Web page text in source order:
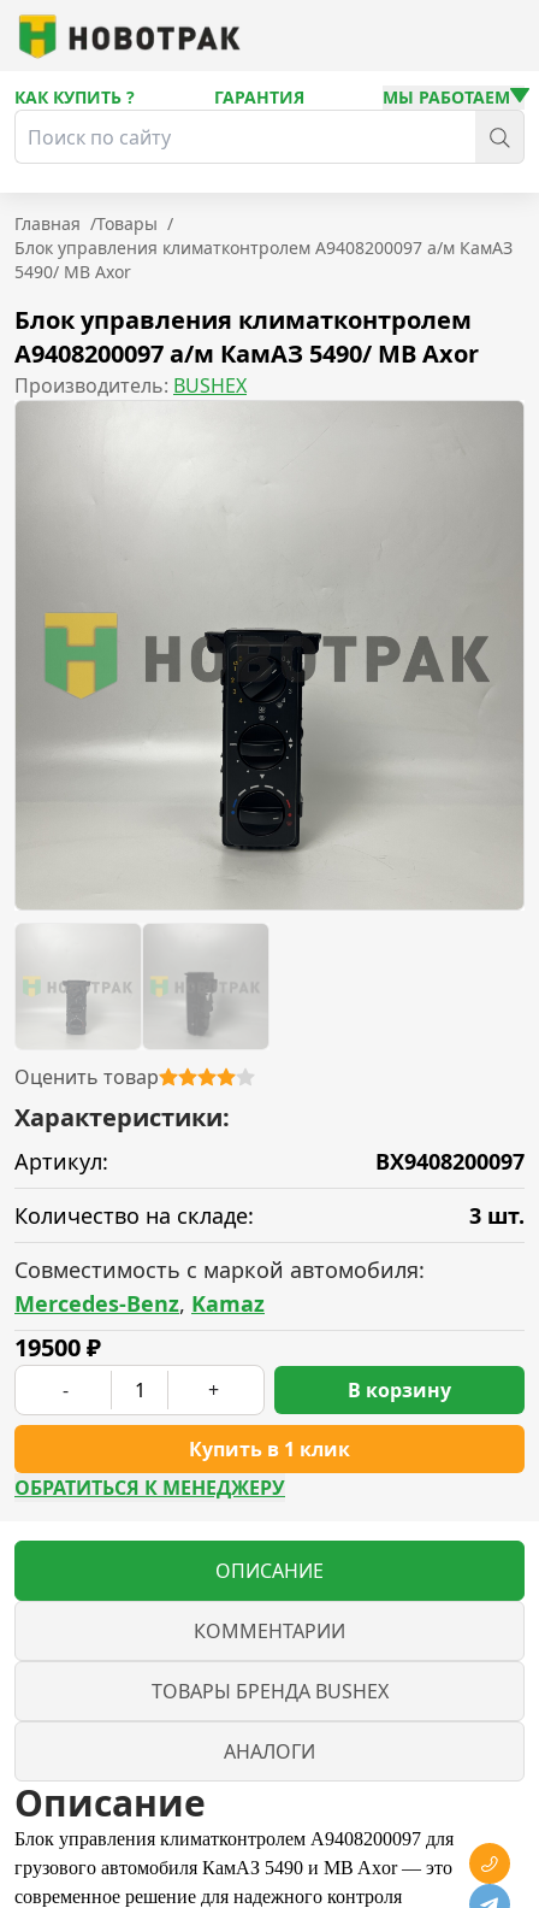
КАК КУПИТЬ ? ГАРАНТИЯ МЫ РАБОТАЕМ
Главная /Товары /
Блок управления климатконтролем A9408200097 а/м КамАЗ
5490/ MB Axor
Блок управления климатконтролем
A9408200097 а/м КамАЗ 5490/ MB Axor
Производитель: BUSHEX
Оценить товар
Характеристики:
Артикул:
BX9408200097
Количество на складе:
3 шт.
Совместимость с маркой автомобиля:
Mercedes-Benz, Kamaz
19500₽
- +
Купить в 1 клик
В корзину
ОБРАТИТЬСЯ К МЕНЕДЖЕРУ
ОПИСАНИЕ
КОММЕНТАРИИ
ТОВАРЫ БРЕНДА BUSHEX
АНАЛОГИ
Описание
Блок управления климатконтролем A9408200097 для
грузового автомобиля КамАЗ 5490 и MB Axor — это
современное решение для надежного контроля